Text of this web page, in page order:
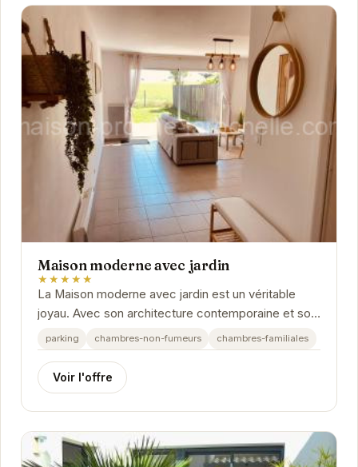
Maison moderne avec jardin
★★★★★
La Maison moderne avec jardin est un véritable
joyau. Avec son architecture contemporaine et son
jardin paysager, elle offre un cadre idéal pour se...
parking chambres-non-fumeurs chambres-familiales
Voir l'offre